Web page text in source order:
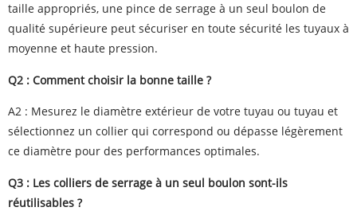
taille appropriés, une pince de serrage à un seul boulon de
qualité supérieure peut sécuriser en toute sécurité les tuyaux à
moyenne et haute pression.
Q2 : Comment choisir la bonne taille ?
A2 : Mesurez le diamètre extérieur de votre tuyau ou tuyau et
sélectionnez un collier qui correspond ou dépasse légèrement
ce diamètre pour des performances optimales.
Q3 : Les colliers de serrage à un seul boulon sont-ils
réutilisables ?